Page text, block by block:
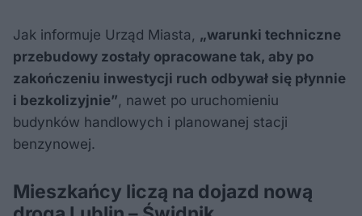
Jak informuje Urząd Miasta, „warunki techniczne
przebudowy zostały opracowane tak, aby po
zakończeniu inwestycji ruch odbywał się płynnie
i bezkolizyjnie”, nawet po uruchomieniu
budynków handlowych i planowanej stacji
benzynowej.
Mieszkańcy liczą na dojazd nową